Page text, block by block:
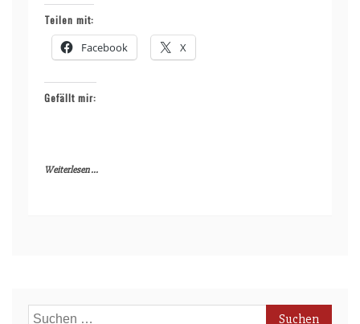
Teilen mit:
Facebook X
Gefällt mir:
Weiterlesen ...
Suchen